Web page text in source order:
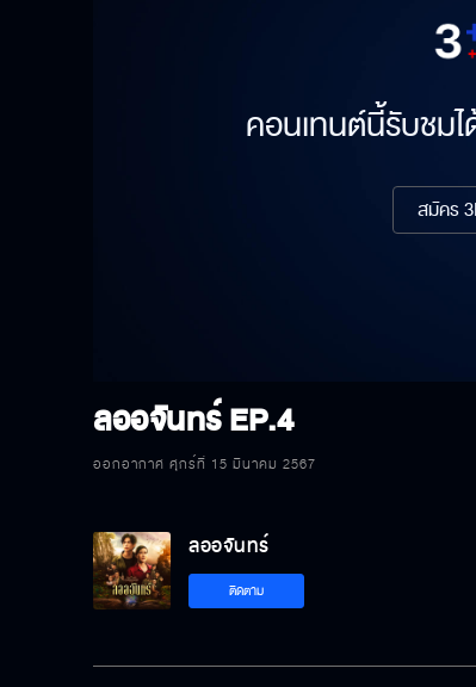
คอนเทนต์นี้รับชมไ
สมัคร
ลออจันทร์EP.4
ออกอากาศ ศุกร์ที่ 15 มีนาคม 2567
ลออจันทร์
ติดตาม